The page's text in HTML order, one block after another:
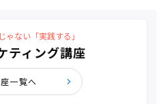
ゃない「実践する」
ティング講座
一覧へ